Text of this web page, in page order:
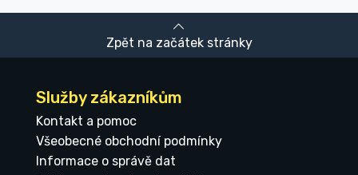
Zpět na začátek stránky
Služby zákazníkům
Kontakt a pomoc
Všeobecné obchodní podmínky
Informace o správě dat